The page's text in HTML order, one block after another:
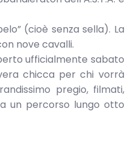
(cioè senza sella). La
nove cavalli.
ufficialmente sabato
chicca per chi vorrà
pregio, filmati,
un percorso lungo otto